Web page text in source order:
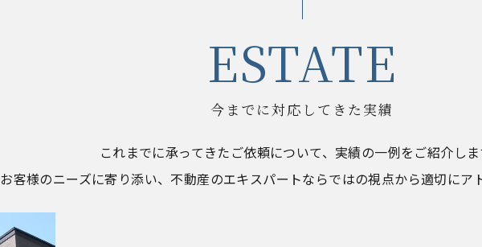
今までに対応してきた実績
ESTATE
これまでに承ってきたご依頼について、実績の一例をご紹介しま
お客様のニーズに寄り添い、不動産のエキスパートならではの視点から適切にア